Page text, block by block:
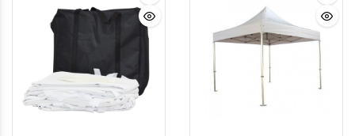
• 4 hauteurs réglables de
220 à 250 cm
• Système de blocage
avec anneau à ressorts
• Croisillons : 35 x 18 cm